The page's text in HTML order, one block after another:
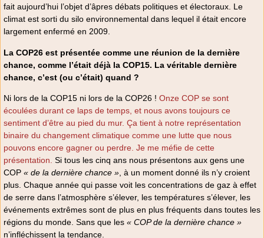
fait aujourd’hui l’objet d’âpres débats politiques et électoraux. Le
climat est sorti du silo environnemental dans lequel il était encore
largement enfermé en 2009.
La COP26 est présentée comme une réunion de la dernière
chance, comme l’était déjà la COP15. La véritable dernière
chance, c’est (ou c’était) quand ?
Ni lors de la COP15 ni lors de la COP26 ! Onze COP se sont
écoulées durant ce laps de temps, et nous avons toujours ce
sentiment d’être au pied du mur. Ça tient à notre représentation
binaire du changement climatique comme une lutte que nous
pouvons encore gagner ou perdre. Je me méfie de cette
présentation. Si tous les cinq ans nous présentons aux gens une
COP « de la dernière chance » , à un moment donné ils n’y croient
plus. Chaque année qui passe voit les concentrations de gaz à effet
de serre dans l’atmosphère s’élever, les températures s’élever, les
événements extrêmes sont de plus en plus fréquents dans toutes les
régions du monde. Sans que les « COP de la dernière chance »
n’infléchissent la tendance.